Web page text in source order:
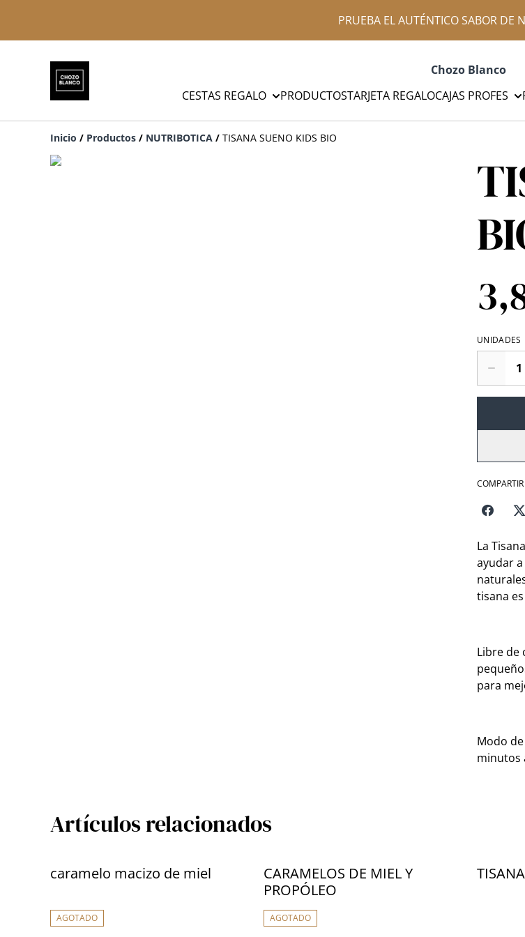
PRUEBA EL AUTÉNTICO SABOR DE
Chozo Blanco
CESTAS REGALO
PRODUCTOSTARJETA REGALOCAJAS PROFES
Inicio / Productos / NUTRIBOTICA / TISANA SUENO KIDS BIO
UNIDADES
COMPARTIR
La
ayudar
tisana
Libre de
para
Modo
minutos
Artículos relacionados
caramelo macizo de miel
AGOTADO
CARAMELOS DE MIEL Y
PROPÓLEO
AGOTADO